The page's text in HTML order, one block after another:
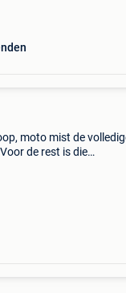
moto mist de
de rest is die